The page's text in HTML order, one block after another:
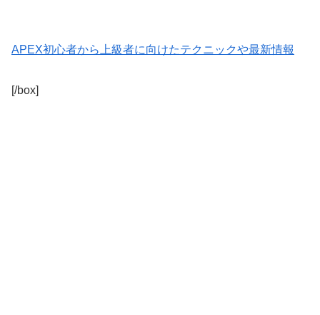
APEX初心者から上級者に向けたテクニックや最新情報
[/box]